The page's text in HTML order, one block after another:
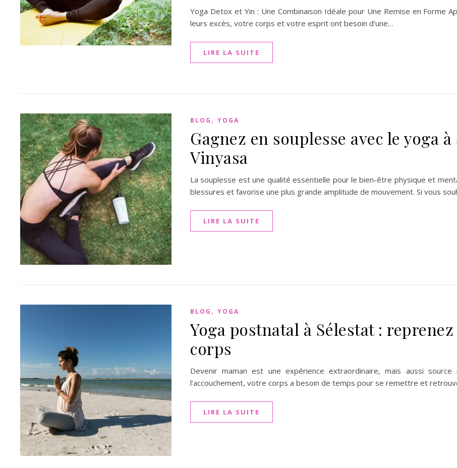
Yoga Detox et Yin : Une Combinaison Idéale pour Une Remise en Forme
leurs excès, votre corps et votre esprit ont besoin d’une…
LIRE LA SUITE
BLOG , YOGA
Gagnez en souplesse avec le yoga
Vinyasa
La souplesse est une qualité essentielle pour le bien-être physique et
blessures et favorise une plus grande amplitude de mouvement. Si vous
LIRE LA SUITE
BLOG , YOGA
Yoga postnatal à Sélestat :
corps
Devenir maman est une expérience extraordinaire, mais aussi source
l’accouchement, votre corps a besoin de temps pour se remettre et
LIRE LA SUITE